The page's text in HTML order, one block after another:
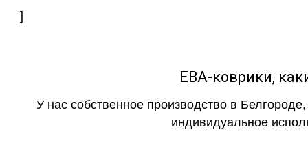
]
ЕВА-коврики,
У нас собственное производство в
индивидуальное